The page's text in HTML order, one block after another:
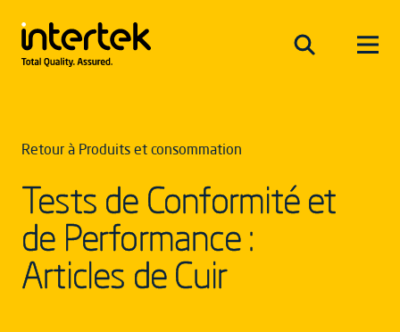
Retour à Produits et consommation
Tests de Conformité et
de Performance :
Articles de Cuir